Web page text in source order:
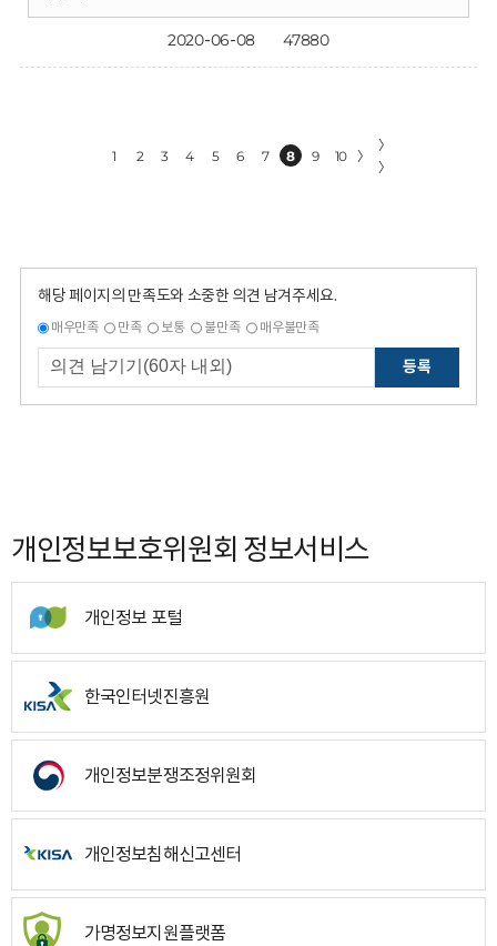
2020-06-08 47880
1 2 3 4 5 6 7 8 9 10 〉
〉
〉
해당 페이지의 만족도와 소중한 의견 남겨주세요.
매우만족 만족 보통 불만족 매우불만족
등록
개인정보보호위원회 정보서비스
개인정보 포털
한국인터넷진흥원
개인정보분쟁조정위원회
개인정보침해신고센터
가명정보지원플랫폼